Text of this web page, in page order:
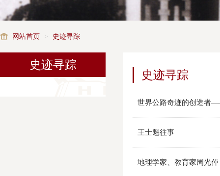
网站首页 > 史迹寻踪
史迹寻踪
史迹寻踪
世界公路奇迹的创造者
王士魁往事
地理学家、教育家周光倬